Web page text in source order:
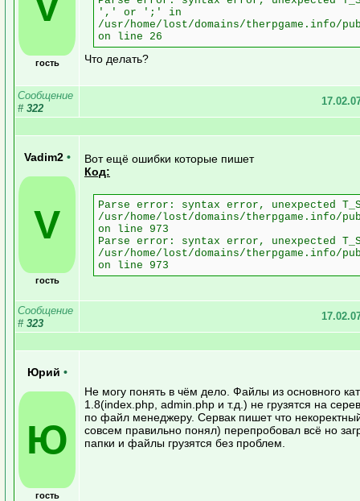
гость
',' or ';' in
/usr/home/lost/domains/therpgame.info/
on line 26
Что делать?
Сообщение
# 322
Vadim2 •
V
гость
Вот ещё ошибки которые пишет
Код:
Parse error: syntax error, unexpected
/usr/home/lost/domains/therpgame.info/
on line 973
Parse error: syntax error, unexpected
/usr/home/lost/domains/therpgame.info/
on line 973
Сообщение
# 323
Юрий •
Ю
гость
Не могу понять в чём дело. Файлы из основного
1.8(index.php, admin.php и т.д.) не грузятся на
по файл менеджеру. Сервак пишет что
совсем правильно понял) перепробовал всё но
папки и файлы грузятся без проблем.